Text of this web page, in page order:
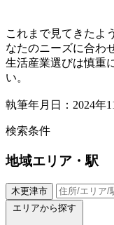
これまで見てきたよ
なたのニーズに合わ
生活産業選びは慎重
い。
執筆年月日：2024年
検索条件
地域エリア・駅
木更津市
エリアから探す